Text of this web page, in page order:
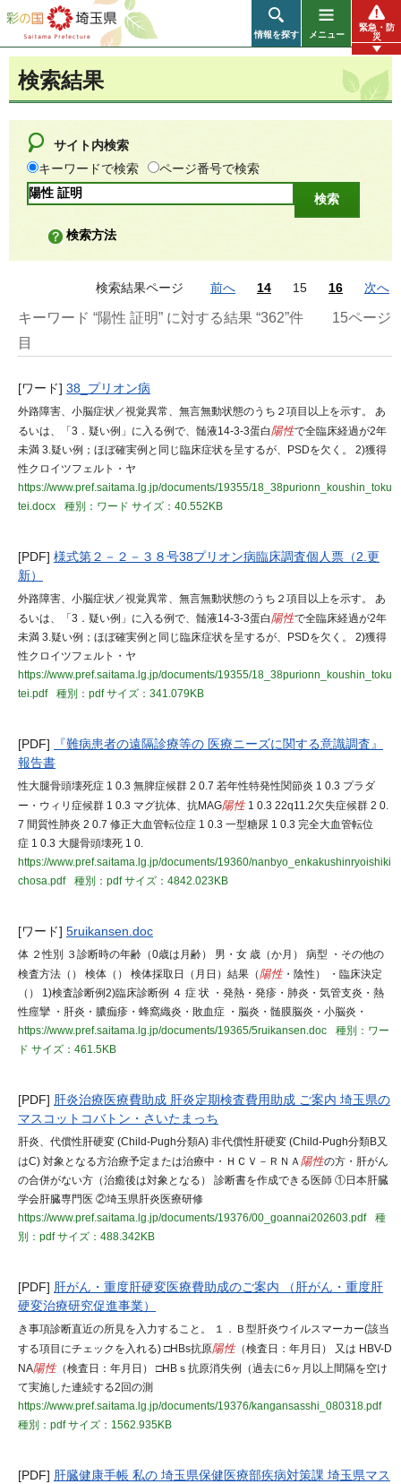
彩の国 埼玉県
情報を探す メニュー
緊急・防
災
検索結果
サイト内検索
キーワードで検索
ページ番号で検索
検索方法
検索結果ページ 前へ 14 15 16 次へ
キーワード “陽性 証明” に対する結果 “362”件
15ページ
目
[ワード] 38_プリオン病
外路障害、小脳症状／視覚異常、無言無動状態のうち２項目以上を示す。 あ
るいは、「3．疑い例」に入る例で、髄液14-3-3蛋白陽性で全臨床経過が2年
未満 3.疑い例；ほぼ確実例と同じ臨床症状を呈するが、PSDを欠く。 2)獲得
性クロイツフェルト・ヤ
https://www.pref.saitama.lg.jp/documents/19355/18_38purionn_koushin_toku
tei.docx
種別：ワード サイズ：40.552KB
[PDF] 様式第２－２－３８号38プリオン病臨床調査個人票（2.更
新）
外路障害、小脳症状／視覚異常、無言無動状態のうち２項目以上を示す。 あ
るいは、「3．疑い例」に入る例で、髄液14-3-3蛋白陽性で全臨床経過が2年
未満 3.疑い例；ほぼ確実例と同じ臨床症状を呈するが、PSDを欠く。 2)獲得
性クロイツフェルト・ヤ
https://www.pref.saitama.lg.jp/documents/19355/18_38purionn_koushin_toku
tei.pdf
種別：pdfサイズ：341.079KB
[PDF]
『難病患者の遠隔診療等の 医療ニーズに関する意識調査』
報告書
性⼤腿⾻頭壊死症 1 0.3 無脾症候群 2 0.7 若年性特発性関節炎 1 0.3 プラダ
ー・ウィリ症候群 1 0.3 マグ抗体、抗MAG陽性1 0.3 22q11.2⽋失症候群 2 0.
7 間質性肺炎 2 0.7 修正⼤⾎管転位症 1 0.3 ⼀型糖尿 1 0.3 完全⼤⾎管転位
症 1 0.3 ⼤腿⾻頭壊死 1 0.
https://www.pref.saitama.lg.jp/documents/19360/nanbyo_enkakushinryoishiki
chosa.pdf
種別：pdfサイズ：4842.023KB
[ワード] 5ruikansen.doc
体 ２性別 ３診断時の年齢（0歳は月齢） 男・女 歳（か月） 病型 ・その他の
検査方法（） 検体（） 検体採取日（月日）結果（陽性・陰性） ・臨床決定
（） 1)検査診断例2)臨床診断例 ４ 症 状 ・発熱・発疹・肺炎・気管支炎・熱
性痙攣 ・肝炎・膿痂疹・蜂窩織炎・敗血症 ・脳炎・髄膜脳炎・小脳炎・
https://www.pref.saitama.lg.jp/documents/19365/5ruikansen.doc
種別：ワー
ド サイズ：461.5KB
[PDF] 肝炎治療医療費助成 肝炎定期検査費用助成 ご案内 埼玉県の
マスコットコバトン・さいたまっち
肝炎、代償性肝硬変 (Child-Pugh分類A) 非代償性肝硬変 (Child-Pugh分類B又
はC) 対象となる方治療予定または治療中・ＨＣＶ－ＲＮＡ陽性の方・肝がん
の合併がない方（治癒後は対象となる） 診断書を作成できる医師 ①日本肝臓
学会肝臓専門医 ②埼玉県肝炎医療研修
https://www.pref.saitama.lg.jp/documents/19376/00_goannai202603.pdf
種
別：pdfサイズ：488.342KB
[PDF] 肝がん・重度肝硬変医療費助成のご案内 （肝がん・重度肝
硬変治療研究促進事業）
き事項診断直近の所見を入力すること。 １．Ｂ型肝炎ウイルスマーカー(該当
する項目にチェックを入れる) □HBs抗原陽性（検査日：年月日） 又は HBV-D
NA陽性（検査日：年月日） □HBｓ抗原消失例（過去に6ヶ月以上間隔を空け
て実施した連続する2回の測
https://www.pref.saitama.lg.jp/documents/19376/kangansasshi_080318.pdf
種別：pdfサイズ：1562.935KB
[PDF] 肝臓健康手帳 私の 埼玉県保健医療部疾病対策課 埼玉県マス